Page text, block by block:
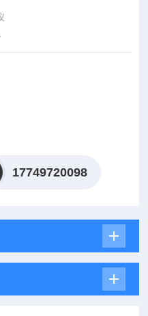
01, PHC101-01
标准PH凝胶电极（1m 电缆
17749720098